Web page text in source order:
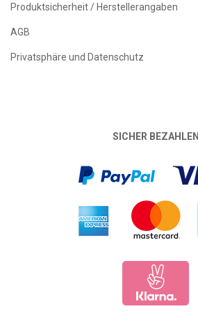
Produktsicherheit / Herstellerangaben
AGB
Privatsphäre und Datenschutz
SICHER BEZAHLEN